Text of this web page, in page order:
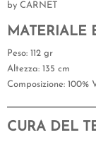
by CARNET
MATERIALE
Peso: 112 gr
Altezza: 135 cm
Composizione: 100%
CURA DEL